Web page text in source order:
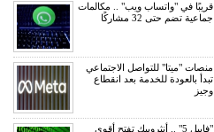
قريبًا في "واتساب ويب" .. مكالمات
جماعية تضم حتى 32 مشاركًا
منصات "ميتا" للتواصل الاجتماعي
تبدأ بالعودة للخدمة بعد انقطاع
وجيز
"فايبل 5" .. أنثروبيك تفتح أقوى